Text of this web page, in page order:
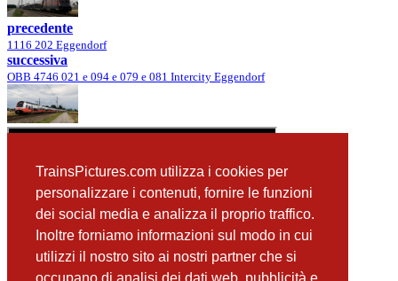
TrainsPictures.com utilizza i cookies per
personalizzare i contenuti, fornire le funzioni
dei social media e analizza il proprio traffico.
Inoltre forniamo informazioni sul modo in cui
utilizzi il nostro sito ai nostri partner che si
precedente
1116 202 Eggendorf
successiva
OBB 4746 021 e 094 e 079 e 081 Intercity Eggendorf